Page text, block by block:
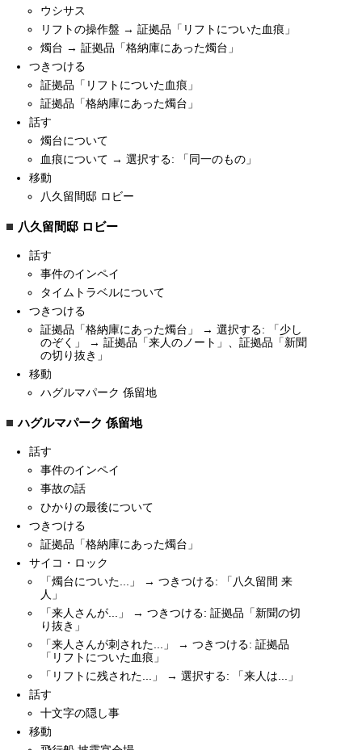
ウシサス
リフトの操作盤 → 証拠品「リフトについた血痕」
燭台 → 証拠品「格納庫にあった燭台」
つきつける
証拠品「リフトについた血痕」
証拠品「格納庫にあった燭台」
話す
燭台について
血痕について → 選択する: 「同一のもの」
移動
八久留間邸 ロビー
八久留間邸 ロビー
話す
事件のインペイ
タイムトラベルについて
つきつける
証拠品「格納庫にあった燭台」 → 選択する: 「少し
のぞく」 → 証拠品「来人のノート」、証拠品「新聞
の切り抜き」
移動
ハグルマパーク 係留地
ハグルマパーク 係留地
話す
事件のインペイ
事故の話
ひかりの最後について
つきつける
証拠品「格納庫にあった燭台」
サイコ・ロック
「燭台についた...」 → つきつける: 「八久留間 来
人」
「来人さんが...」 → つきつける: 証拠品「新聞の切
り抜き」
「来人さんが刺された...」 → つきつける: 証拠品
「リフトについた血痕」
「リフトに残された...」 → 選択する: 「来人は...」
話す
十文字の隠し事
移動